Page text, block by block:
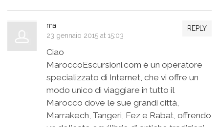
REPLY
ma
23 gennaio 2015 at 15:03
Ciao
MaroccoEscursioni.com è un operatore
specializzato di Internet, che vi offre un
modo unico di viaggiare in tutto il
Marocco dove le sue grandi città,
Marrakech, Tangeri, Fez e Rabat, offrendo